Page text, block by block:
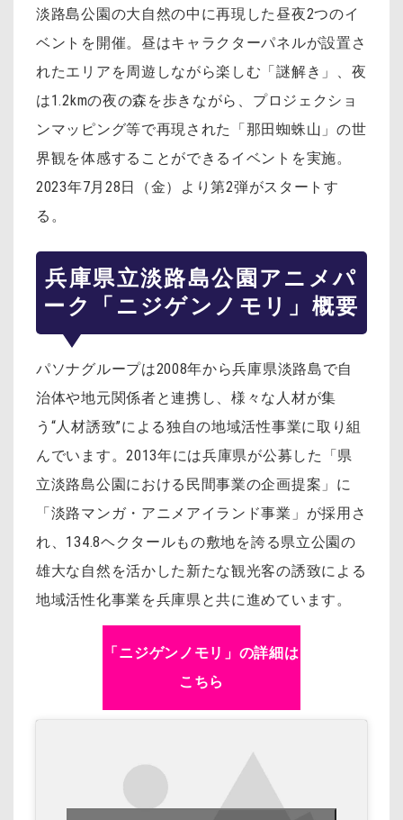
淡路島公園の大自然の中に再現した昼夜2つのイ
ベントを開催。昼はキャラクターパネルが設置さ
れたエリアを周遊しながら楽しむ「謎解き」、夜
は1.2kmの夜の森を歩きながら、プロジェクショ
ンマッピング等で再現された「那田蜘蛛山」の世
界観を体感することができるイベントを実施。
2023年7月28日（金）より第2弾がスタートす
る。
兵庫県立淡路島公園アニメパ
ーク「ニジゲンノモリ」概要
パソナグループは2008年から兵庫県淡路島で自
治体や地元関係者と連携し、様々な人材が集
う“人材誘致”による独自の地域活性事業に取り組
んでいます。2013年には兵庫県が公募した「県
立淡路島公園における民間事業の企画提案」に
「淡路マンガ・アニメアイランド事業」が採用さ
れ、134.8ヘクタールもの敷地を誇る県立公園の
雄大な自然を活かした新たな観光客の誘致による
地域活性化事業を兵庫県と共に進めています。
「ニジゲンノモリ」の詳細は
こちら